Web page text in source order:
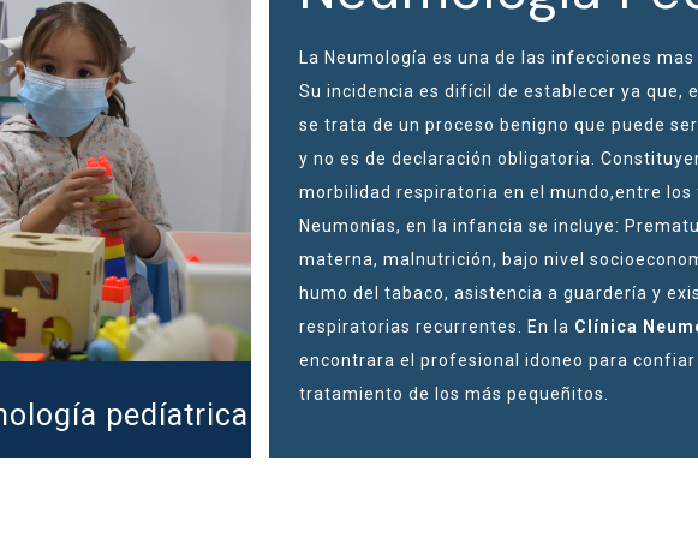
pedíatrica
La Neumología es una de las infecciones
Su incidencia es difícil de establecer ya que,
se trata de un proceso benigno que puede
y no es de declaración obligatoria.
morbilidad respiratoria en el mundo,entre los
Neumonías, en la infancia se incluye:
materna, malnutrición, bajo nivel
humo del tabaco, asistencia a guardería y
respiratorias recurrentes. En la Clínica
encontrara el profesional idoneo para
tratamiento de los más pequeñitos.